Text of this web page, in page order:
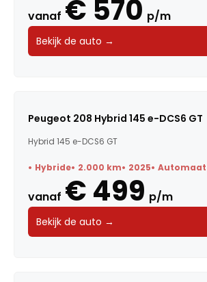
vanaf € 570 p/m
Bekijk de auto →
Peugeot 208 Hybrid 145 e-DCS6 GT
Hybrid 145 e-DCS6 GT
Hybride 2.000 km 2025 Automaat
vanaf € 499 p/m
Bekijk de auto →